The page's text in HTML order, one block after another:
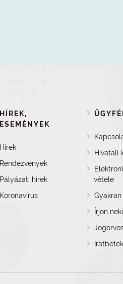
HÍREK,
ESEMÉNYEK
Hírek
Rendezvények
Pályázati hírek
Koronavírus
Hivatali
vétele
Írjon